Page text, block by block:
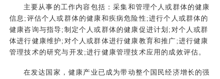
主要从事的工作内容包括：采集和管理个人或群体的健康
信息;评估个人或群体的健康和疾病危险性;进行个人或群体的
健康咨询与指导;制定个人或群体的健康促进计划;对个人或群
体进行健康维护;对个人或群体进行健康教育和推广;进行健康
管理技术的研究与开发;进行健康管理技术应用的成效评估。
在发达国家，健康产业已成为带动整个国民经济增长的强